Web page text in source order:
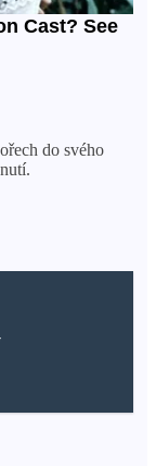
do svého